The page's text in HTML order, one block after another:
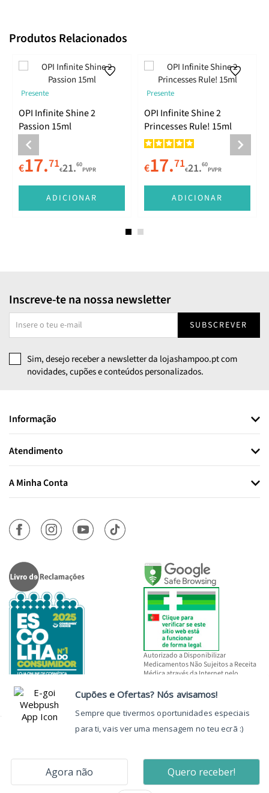
Produtos Relacionados
Presente
OPI Infinite Shine 2
Passion 15ml
€17.71€21.60
PVPR
ADICIONAR
Presente
OPI Infinite Shine 2
Princesses Rule! 15ml
€17.71€21.60
PVPR
ADICIONAR
Inscreve-te na nossa newsletter
SUBSCREVER
Sim, desejo receber a newsletter da lojashampoo.pt com
novidades, cupões e conteúdos personalizados.
Informação
Atendimento
A Minha Conta
Autorizado a Disponibilizar
Medicamentos Não Sujeitos a Receita
Médica através da Internet pelo